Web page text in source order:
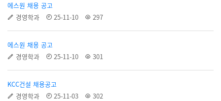
에스원 채용 공고
경영학과
25-11-10 297
에스원 채용 공고
경영학과
25-11-10 301
KCC건설 채용공고
경영학과
25-11-03 302